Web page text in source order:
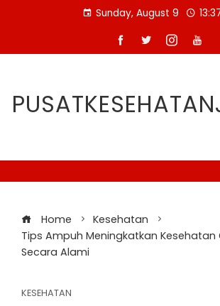
Sunday, August 9
Home
Kesehatan
Tips Ampuh Meningkatkan Kesehatan
Secara Alami
KESEHATAN